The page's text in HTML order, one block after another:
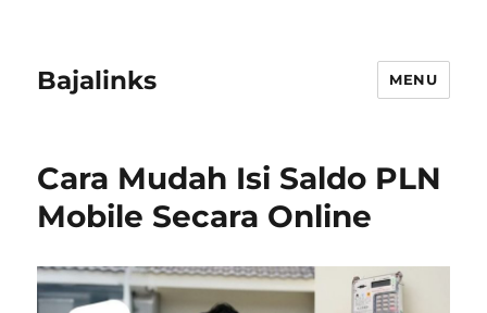
Bajalinks MENU
Cara Mudah Isi Saldo PLN
Mobile Secara Online